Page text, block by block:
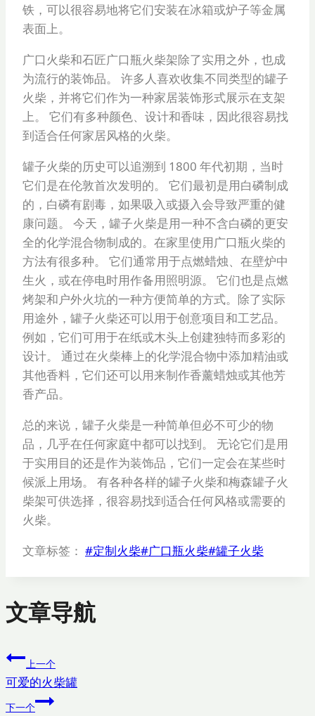
铁，可以很容易地将它们安装在冰箱或炉子等金属
表面上。
广口火柴和石匠广口瓶火柴架除了实用之外，也成
为流行的装饰品。 许多人喜欢收集不同类型的罐子
火柴，并将它们作为一种家居装饰形式展示在支架
上。 它们有多种颜色、设计和香味，因此很容易找
到适合任何家居风格的火柴。
罐子火柴的历史可以追溯到 1800 年代初期，当时
它们是在伦敦首次发明的。 它们最初是用白磷制成
的，白磷有剧毒，如果吸入或摄入会导致严重的健
康问题。 今天，罐子火柴是用一种不含白磷的更安
全的化学混合物制成的。在家里使用广口瓶火柴的
方法有很多种。 它们通常用于点燃蜡烛、在壁炉中
生火，或在停电时用作备用照明源。 它们也是点燃
烤架和户外火坑的一种方便简单的方式。除了实际
用途外，罐子火柴还可以用于创意项目和工艺品。
例如，它们可用于在纸或木头上创建独特而多彩的
设计。 通过在火柴棒上的化学混合物中添加精油或
其他香料，它们还可以用来制作香薰蜡烛或其他芳
香产品。
总的来说，罐子火柴是一种简单但必不可少的物
品，几乎在任何家庭中都可以找到。 无论它们是用
于实用目的还是作为装饰品，它们一定会在某些时
候派上用场。 有各种各样的罐子火柴和梅森罐子火
柴架可供选择，很容易找到适合任何风格或需要的
火柴。
文章标签： #定制火柴#广口瓶火柴#罐子火柴
文章导航
上一个
可爱的火柴罐
下一个